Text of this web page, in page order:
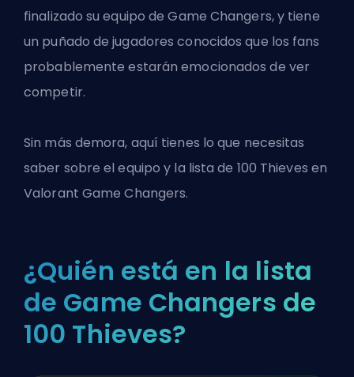
finalizado su equipo de Game Changers, y tiene
un puñado de jugadores conocidos que los fans
probablemente estarán emocionados de ver
competir.
Sin más demora, aquí tienes lo que necesitas
saber sobre el equipo y la lista de 100 Thieves en
Valorant Game Changers.
¿Quién está en la lista
de Game Changers de
100 Thieves?